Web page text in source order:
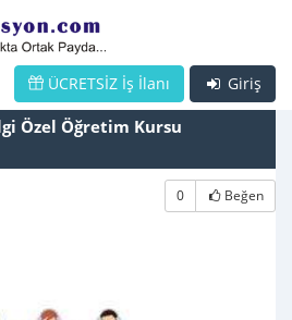
Giriş
ÜCRETSİZ İş İlanı
Özel Öğretim Kursu
0 Beğen